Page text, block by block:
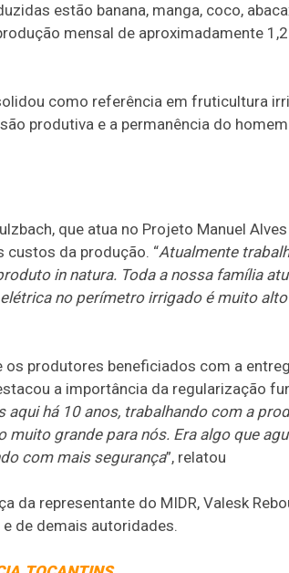
estão banana, manga, coco,
mensal de aproximadamente
como referência em fruticultura
produtiva e a permanência do
que atua no Projeto Manuel
da produção. “Atualmente
in natura. Toda a nossa família
no perímetro irrigado é muito
os produtores beneficiados com a
a importância da regularização
aqui há 10 anos, trabalhando com a
muito grande para nós. Era algo que
com mais segurança”, relatou
da representante do MIDR, Valesk
de demais autoridades.